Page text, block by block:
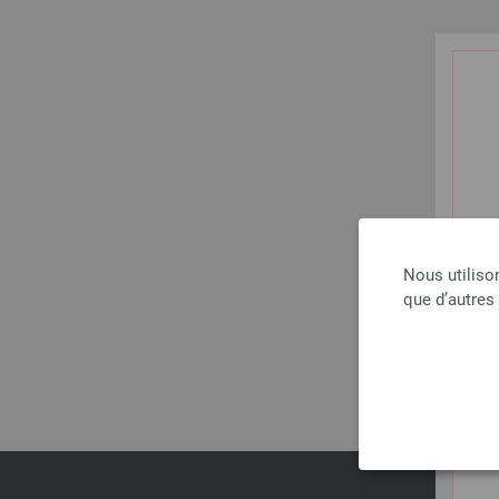
Nous
que